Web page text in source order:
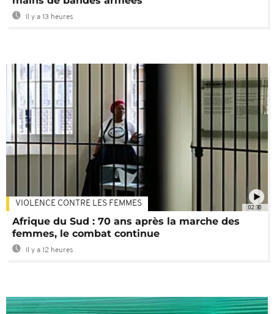
Il y a 13 heures
02:30
VIOLENCE CONTRE LES FEMMES
Afrique du Sud : 70 ans après la marche des
femmes, le combat continue
Il y a 12 heures